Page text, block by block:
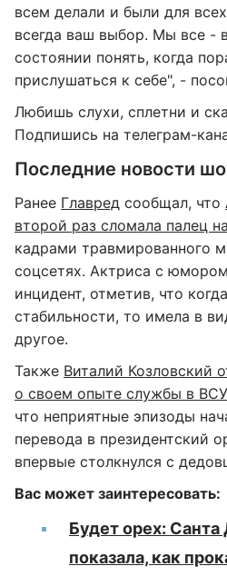
всем делали и были для
всегда ваш выбор. Мы все -
состоянии понять, когда
прислушаться к себе", -
Любишь слухи, сплетни и
Подпишись на телеграм-
Последние новости
Ранее Главред сообщал, что
второй раз сломала палец
кадрами травмированного
соцсетях. Актриса с
инцидент, отметив, что
стабильности, то имела в
другое.
Также Виталий Козловский
о своем опыте службы в ВСУ
что неприятные эпизоды
перевода в президентский
впервые столкнулся с
Вас может заинтересовать:
Будет орех:
показала, как